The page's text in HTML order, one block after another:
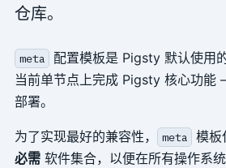
仓库。
meta
配置模板是 Pigsty 默认使用
当前单节点上完成 Pigsty 核心功
部署。
为了实现最好的兼容性， meta 模
必需软件集合，以便在所有操作系